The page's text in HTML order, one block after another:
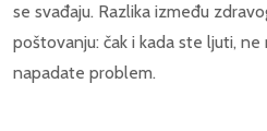
se svađaju. Razlika između
poštovanju: čak i kada ste ljuti,
napadate problem.